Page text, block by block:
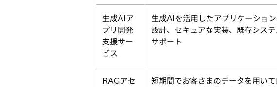
生成AIア
プリ開発
支援サー
ビス
生成AIを活用したアプリケーショ
設計、セキュアな実装、既存シス
サポート
RAGアセ
短期間でお客さまのデータを用い